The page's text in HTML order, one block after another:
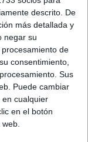
descrito. De
más detallada y
negar su
de
consentimiento,
Sus
Puede cambiar
cualquier
en el botón
el Ittihad de
Europeo
la crisis de